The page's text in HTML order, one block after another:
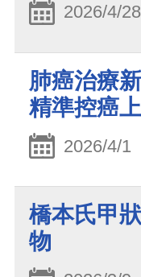
2026/4/28
肺癌治療
精準控癌
2026/4/1
橋本氏甲
物